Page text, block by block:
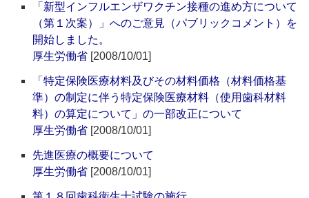
「新型インフルエンザワクチン接種の進め方について
（第１次案）」へのご意見（パブリックコメント）を
開始しました。
厚生労働省 [2008/10/01]
「特定保険医療材料及びその材料価格（材料価格基
準）の制定に伴う特定保険医療材料（使用歯科材料
料）の算定について」の一部改正について
厚生労働省 [2008/10/01]
先進医療の概要について
厚生労働省 [2008/10/01]